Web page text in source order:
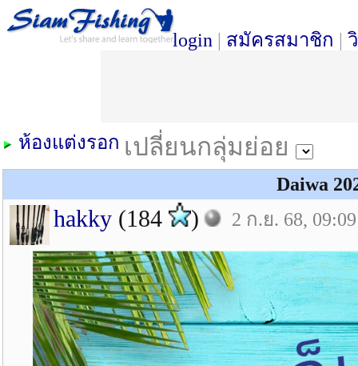
login | สมัครสมาชิก |
เปลี่ยนกลุ่มย่อย
ห้องแต่งรอก
Daiwa
hakky (184 ) 2 ก.ย. 68, 09:09